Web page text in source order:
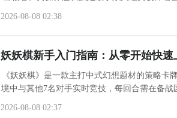
2026-08-08 02:38
妖妖棋新手入门指南：从零开始快
《妖妖棋》是一款主打中式幻想题材的策略卡
境中与其他7名对手实时竞技，每回合需在备
2026-08-08 02:37